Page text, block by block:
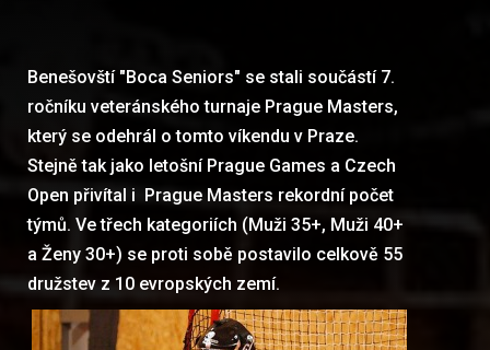
Benešovští "Boca Seniors" se stali součástí 7.
ročníku veteránského turnaje Prague Masters,
který se odehrál o tomto víkendu v Praze.
Stejně tak jako letošní Prague Games a Czech
Open přivítal i Prague Masters rekordní počet
týmů. Ve třech kategoriích (Muži 35+, Muži 40+
a Ženy 30+) se proti sobě postavilo celkově 55
družstev z 10 evropských zemí.